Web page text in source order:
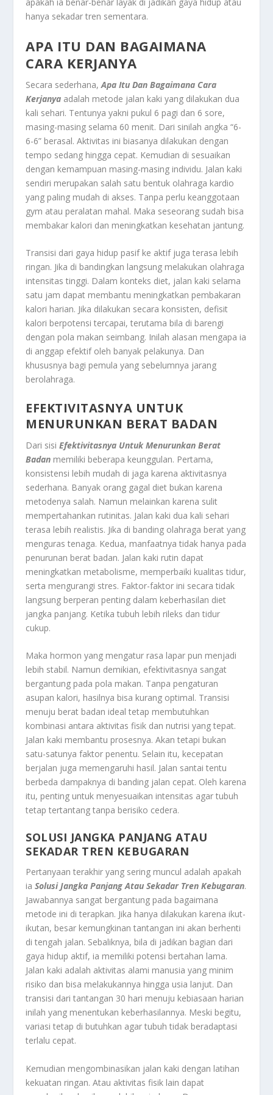
apakah ia benar-benar layak di jadikan gaya hidup atau
hanya sekadar tren sementara.
APA ITU DAN BAGAIMANA
CARA KERJANYA
Secara sederhana,Apa Itu Dan Bagaimana Cara
Kerjanya adalah metode jalan kaki yang dilakukan dua
kali sehari. Tentunya yakni pukul 6 pagi dan 6 sore,
masing-masing selama 60 menit. Dari sinilah angka “6-
6-6” berasal. Aktivitas ini biasanya dilakukan dengan
tempo sedang hingga cepat. Kemudian di sesuaikan
dengan kemampuan masing-masing individu. Jalan kaki
sendiri merupakan salah satu bentuk olahraga kardio
yang paling mudah di akses. Tanpa perlu keanggotaan
gym atau peralatan mahal. Maka seseorang sudah bisa
membakar kalori dan meningkatkan kesehatan jantung.
Transisi dari gaya hidup pasif ke aktif juga terasa lebih
ringan. Jika di bandingkan langsung melakukan olahraga
intensitas tinggi. Dalam konteks diet, jalan kaki selama
satu jam dapat membantu meningkatkan pembakaran
kalori harian. Jika dilakukan secara konsisten, defisit
kalori berpotensi tercapai, terutama bila di barengi
dengan pola makan seimbang. Inilah alasan mengapa ia
di anggap efektif oleh banyak pelakunya. Dan
khususnya bagi pemula yang sebelumnya jarang
berolahraga.
EFEKTIVITASNYA UNTUK
MENURUNKAN BERAT BADAN
Dari sisiEfektivitasnya Untuk Menurunkan Berat
Badan memiliki beberapa keunggulan. Pertama,
konsistensi lebih mudah di jaga karena aktivitasnya
sederhana. Banyak orang gagal diet bukan karena
metodenya salah. Namun melainkan karena sulit
mempertahankan rutinitas. Jalan kaki dua kali sehari
terasa lebih realistis. Jika di banding olahraga berat yang
menguras tenaga. Kedua, manfaatnya tidak hanya pada
penurunan berat badan. Jalan kaki rutin dapat
meningkatkan metabolisme, memperbaiki kualitas tidur,
serta mengurangi stres. Faktor-faktor ini secara tidak
langsung berperan penting dalam keberhasilan diet
jangka panjang. Ketika tubuh lebih rileks dan tidur
cukup.
Maka hormon yang mengatur rasa lapar pun menjadi
lebih stabil. Namun demikian, efektivitasnya sangat
bergantung pada pola makan. Tanpa pengaturan
asupan kalori, hasilnya bisa kurang optimal. Transisi
menuju berat badan ideal tetap membutuhkan
kombinasi antara aktivitas fisik dan nutrisi yang tepat.
Jalan kaki membantu prosesnya. Akan tetapi bukan
satu-satunya faktor penentu. Selain itu, kecepatan
berjalan juga memengaruhi hasil. Jalan santai tentu
berbeda dampaknya di banding jalan cepat. Oleh karena
itu, penting untuk menyesuaikan intensitas agar tubuh
tetap tertantang tanpa berisiko cedera.
SOLUSI JANGKA PANJANG ATAU
SEKADAR TREN KEBUGARAN
Pertanyaan terakhir yang sering muncul adalah apakah
iaSolusi Jangka Panjang Atau Sekadar Tren Kebugaran.
Jawabannya sangat bergantung pada bagaimana
metode ini di terapkan. Jika hanya dilakukan karena ikut-
ikutan, besar kemungkinan tantangan ini akan berhenti
di tengah jalan. Sebaliknya, bila di jadikan bagian dari
gaya hidup aktif, ia memiliki potensi bertahan lama.
Jalan kaki adalah aktivitas alami manusia yang minim
risiko dan bisa melakukannya hingga usia lanjut. Dan
transisi dari tantangan 30 hari menuju kebiasaan harian
inilah yang menentukan keberhasilannya. Meski begitu,
variasi tetap di butuhkan agar tubuh tidak beradaptasi
terlalu cepat.
Kemudian mengombinasikan jalan kaki dengan latihan
kekuatan ringan. Atau aktivitas fisik lain dapat